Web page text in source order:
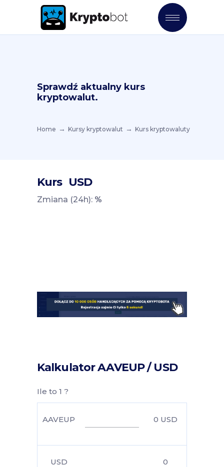
Sprawdź aktualny kurs
kryptowalut.
Home Kursy kryptowalut Kurs kryptowaluty
Kurs USD
Zmiana (24h): %
Kalkulator AAVEUP / USD
Ile to 1 ?
AAVEUP 0 USD
USD
0